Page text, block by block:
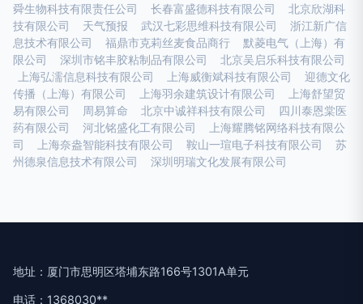
舜生物科技有限责任公司
长春富盛德科技有限公司
北京欣湖科
技有限公司
天气预报 武汉七彩思维科技有限公司
浙江新广信
息技术有限公司
福鼎市克莉丝麦食品商行
默菱电气（上海）有
限公司
深圳市铭丰胶粘制品有限公司
北京吴启乐科技有限公司
上海弘濡信息科技有限公司
上海威衡斌科技有限公司
迎德文化
传播（上海）有限公司
上海羽余建筑设计有限公司
上海舒望贸
易有限公司
周易算命 北京中诚祥科技有限公司
四川泰恩棠医
药有限公司
河北铭盛化工有限公司
上海耀腾铭网络科技有限公
司
上海奈盎智能科技有限公司 鞍山一瑄电子科技有限公司
苏
州德泉信息技术有限公司
深圳明瑞文化发展有限公司
地址：厦门市思明区塔埔东路166号1301A单元
电话：1368030**